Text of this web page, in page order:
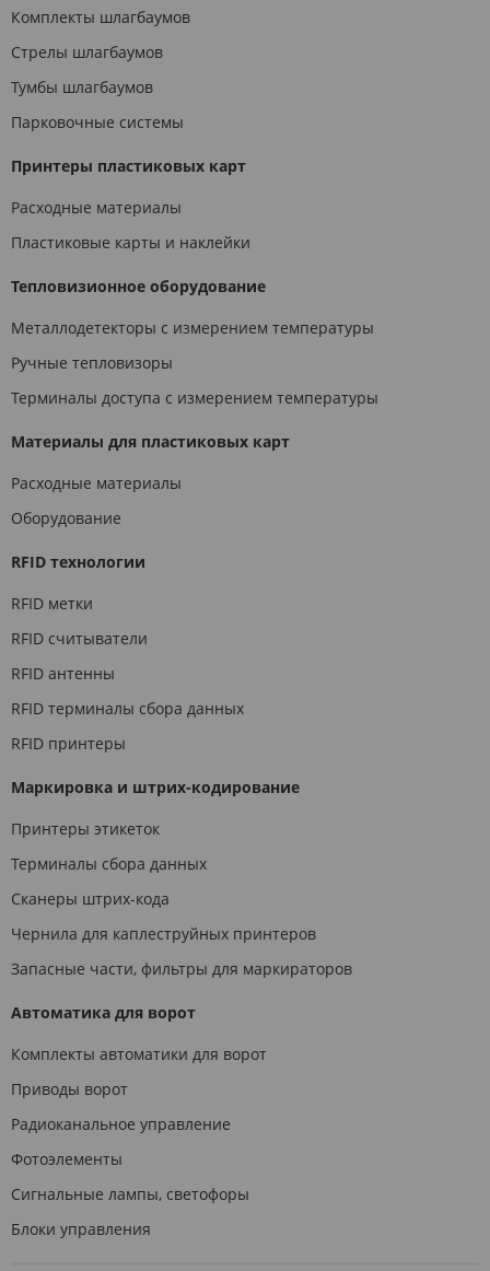
Комплекты шлагбаумов
Стрелы шлагбаумов
Тумбы шлагбаумов
Парковочные системы
Принтеры пластиковых карт
Расходные материалы
Пластиковые карты и наклейки
Тепловизионное оборудование
Металлодетекторы с измерением температуры
Ручные тепловизоры
Терминалы доступа с измерением температуры
Материалы для пластиковых карт
Расходные материалы
Оборудование
RFID технологии
RFID метки
RFID считыватели
RFID антенны
RFID терминалы сбора данных
RFID принтеры
Маркировка и штрих-кодирование
Принтеры этикеток
Терминалы сбора данных
Сканеры штрих-кода
Чернила для каплеструйных принтеров
Запасные части, фильтры для маркираторов
Автоматика для ворот
Комплекты автоматики для ворот
Приводы ворот
Радиоканальное управление
Фотоэлементы
Сигнальные лампы, светофоры
Блоки управления